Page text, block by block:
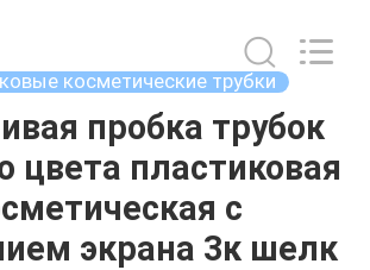
косметические трубки
пробка трубок
цвета пластиковая
с
экрана 3к шелк